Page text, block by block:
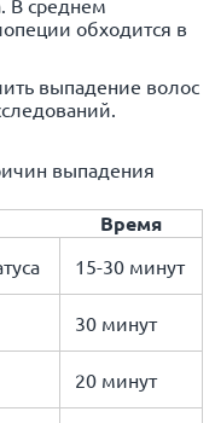
В среднем
обходится в
выпадение волос
выпадения
Время
15-30 минут
30 минут
20 минут